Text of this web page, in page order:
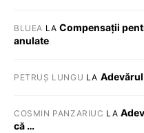
BLUEA LACompensații
anulate
PETRUȘ LUNGU LA
COSMIN PANZARIUC LA
că …